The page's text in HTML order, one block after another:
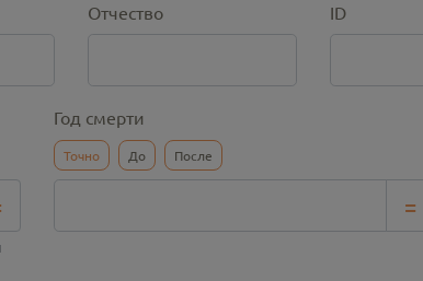
Отчество ID
Год смерти
Точно До После
=